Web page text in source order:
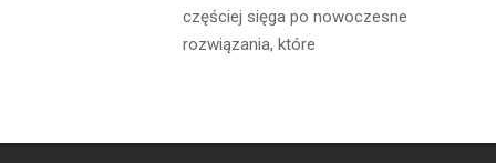
częściej sięga po nowoczesne
rozwiązania, które